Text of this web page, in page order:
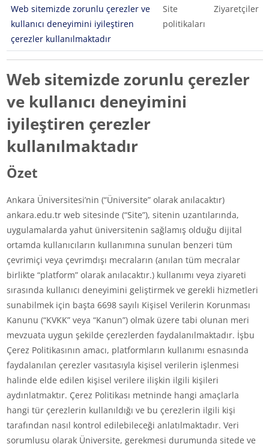
Web sitemizde zorunlu çerezler ve
kullanıcı deneyimini iyileştiren
çerezler kullanılmaktadır
Site
politikaları
Ziyaretçiler
Web sitemizde zorunlu çerezler
ve kullanıcı deneyimini
iyileştiren çerezler
kullanılmaktadır
Özet
Ankara Üniversitesi’nin (“Üniversite” olarak anılacaktır)
ankara.edu.tr web sitesinde (“Site”), sitenin uzantılarında,
uygulamalarda yahut üniversitenin sağlamış olduğu dijital
ortamda kullanıcıların kullanımına sunulan benzeri tüm
çevrimiçi veya çevrimdışı mecraların (anılan tüm mecralar
birlikte “platform” olarak anılacaktır.) kullanımı veya ziyareti
sırasında kullanıcı deneyimini geliştirmek ve gerekli hizmetleri
sunabilmek için başta 6698 sayılı Kişisel Verilerin Korunması
Kanunu (“KVKK” veya “Kanun”) olmak üzere tabi olunan meri
mevzuata uygun şekilde çerezlerden faydalanılmaktadır. İşbu
Çerez Politikasının amacı, platformların kullanımı esnasında
faydalanılan çerezler vasıtasıyla kişisel verilerin işlenmesi
halinde elde edilen kişisel verilere ilişkin ilgili kişileri
aydınlatmaktır. Çerez Politikası metninde hangi amaçlarla
hangi tür çerezlerin kullanıldığı ve bu çerezlerin ilgili kişi
tarafından nasıl kontrol edilebileceği anlatılmaktadır. Veri
sorumlusu olarak Üniversite, gerekmesi durumunda sitede ve